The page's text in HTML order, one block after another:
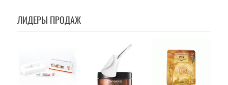
ЛИДЕРЫ ПРОДАЖ